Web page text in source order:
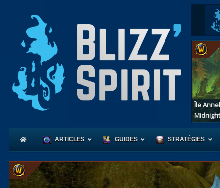
Île
Midnight
ARTICLES GUIDES STRATÉGIES